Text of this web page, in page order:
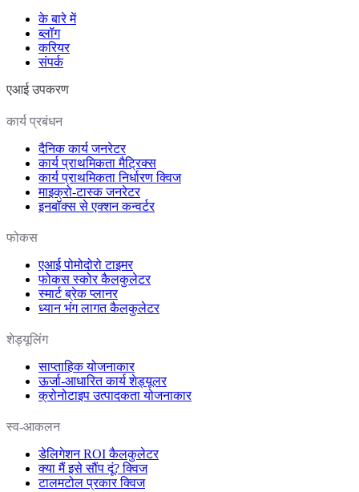
के बारे में
ब्लॉग
करियर
संपर्क
एआई उपकरण
कार्य प्रबंधन
दैनिक कार्य जनरेटर
कार्य प्राथमिकता मैट्रिक्स
कार्य प्राथमिकता निर्धारण क्विज
माइक्रो-टास्क जनरेटर
इनबॉक्स से एक्शन कन्वर्टर
फोकस
एआई पोमोदोरो टाइमर
फोकस स्कोर कैलकुलेटर
स्मार्ट ब्रेक प्लानर
ध्यान भंग लागत कैलकुलेटर
शेड्यूलिंग
साप्ताहिक योजनाकार
ऊर्जा-आधारित कार्य शेड्यूलर
क्रोनोटाइप उत्पादकता योजनाकार
स्व-आकलन
डेलिगेशन ROI कैलकुलेटर
क्या मैं इसे सौंप दूं? क्विज
टालमटोल प्रकार क्विज